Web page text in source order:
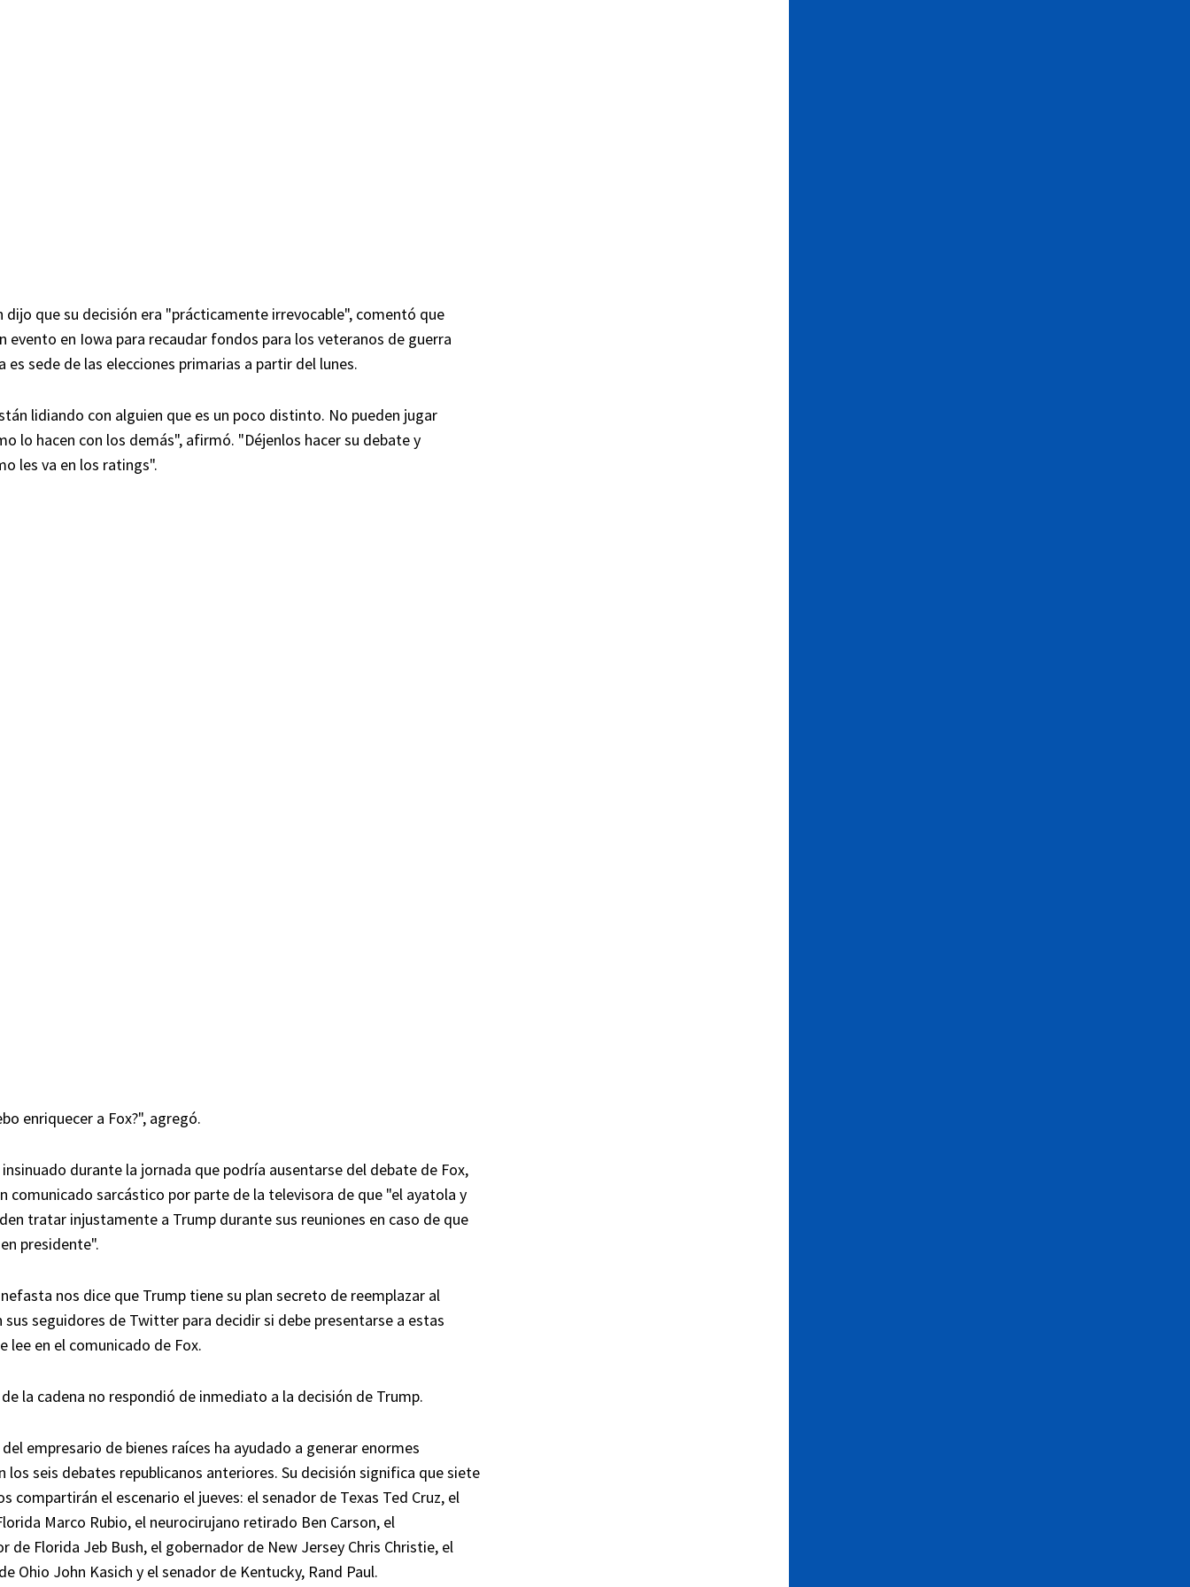
dijo que su decisión era "prácticamente irrevocable", comentó que
evento en Iowa para recaudar fondos para los veteranos de guerra
es sede de las elecciones primarias a partir del lunes.
lidiando con alguien que es un poco distinto. No pueden jugar
lo hacen con los demás", afirmó. "Déjenlos hacer su debate y
les va en los ratings".
enriquecer a Fox?", agregó.
durante la jornada que podría ausentarse del debate de Fox,
comunicado sarcástico por parte de la televisora de que "el ayatola y
tratar injustamente a Trump durante sus reuniones en caso de que
presidente".
nos dice que Trump tiene su plan secreto de reemplazar al
sus seguidores de Twitter para decidir si debe presentarse a estas
lee en el comunicado de Fox.
la cadena no respondió de inmediato a la decisión de Trump.
empresario de bienes raíces ha ayudado a generar enormes
los seis debates republicanos anteriores. Su decisión significa que siete
compartirán el escenario el jueves: el senador de Texas Ted Cruz, el
Marco Rubio, el neurocirujano retirado Ben Carson, el
de Florida Jeb Bush, el gobernador de New Jersey Chris Christie, el
Ohio John Kasich y el senador de Kentucky, Rand Paul.